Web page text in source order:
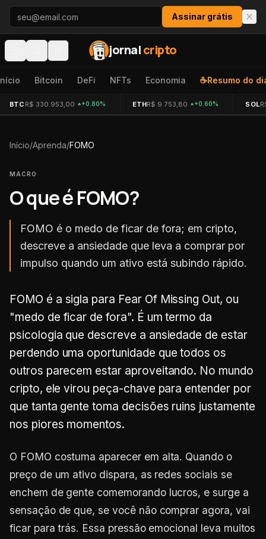
Pular para o conteúdo
Assinar grátis
jornalcripto
Bitcoin DeFi NFTs Economia ☕Resumo do
BTC R$ 330.953,00 +0.80% ETHR$ 9.753,80 +0.60% SOL
Início/Aprenda/FOMO
MACRO
O que éFOMO?
FOMO é o medo de ficar de fora; em cripto,
descreve a ansiedade que leva a comprar por
impulso quando um ativo está subindo rápido.
FOMO é a sigla para Fear Of Missing Out, ou
"medo de ficar de fora". É um termo da
psicologia que descreve a ansiedade de estar
perdendo uma oportunidade que todos os
outros parecem estar aproveitando. No mundo
cripto, ele virou peça-chave para entender por
que tanta gente toma decisões ruins justamente
nos piores momentos.
O FOMO costuma aparecer em alta. Quando o
preço de um ativo dispara, as redes sociais se
enchem de gente comemorando lucros, e surge a
sensação de que, se você não comprar agora, vai
ficar para trás. Essa pressão emocional leva muitos